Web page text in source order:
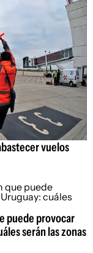
vuelos
puede provocar
serán las zonas